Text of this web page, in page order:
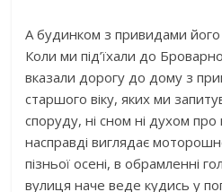
А будинком з привидами його
Коли ми під’їхали до
вказали дорогу до дому з
старшого віку, яких ми
споруду, ні сном ні духом про
насправді виглядає
пізньої осені, в обрамленні
вулиця наче веде кудись у